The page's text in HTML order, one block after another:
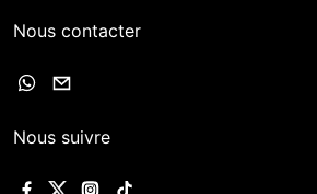
Nous contacter
Nous suivre